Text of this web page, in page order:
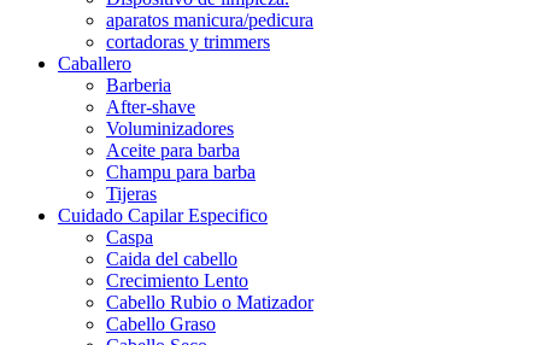
aparatos manicura/pedicura
cortadoras y trimmers
Caballero
Barberia
After-shave
Voluminizadores
Aceite para barba
Champu para barba
Tijeras
Cuidado Capilar Especifico
Caspa
Caida del cabello
Crecimiento Lento
Cabello Rubio o Matizador
Cabello Graso